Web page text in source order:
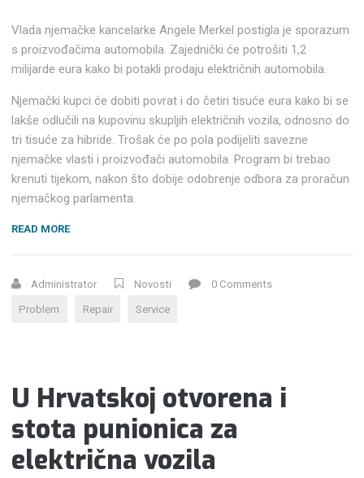
Vlada njemačke kancelarke Angele Merkel postigla je sporazum
s proizvođačima automobila. Zajednički će potrošiti 1,2
milijarde eura kako bi potakli prodaju električnih automobila.
Njemački kupci će dobiti povrat i do četiri tisuće eura kako bi se
lakše odlučili na kupovinu skupljih električnih vozila, odnosno do
tri tisuće za hibride. Trošak će po pola podijeliti savezne
njemačke vlasti i proizvođači automobila. Program bi trebao
krenuti tijekom, nakon što dobije odobrenje odbora za proračun
njemačkog parlamenta.
READ MORE“NJEMAČKA
MILIJARDE
POTICAJE
Administrator Novosti 0 Comments
Problem Repair Service
U Hrvatskoj otvorena i
stota punionica za
električna vozila